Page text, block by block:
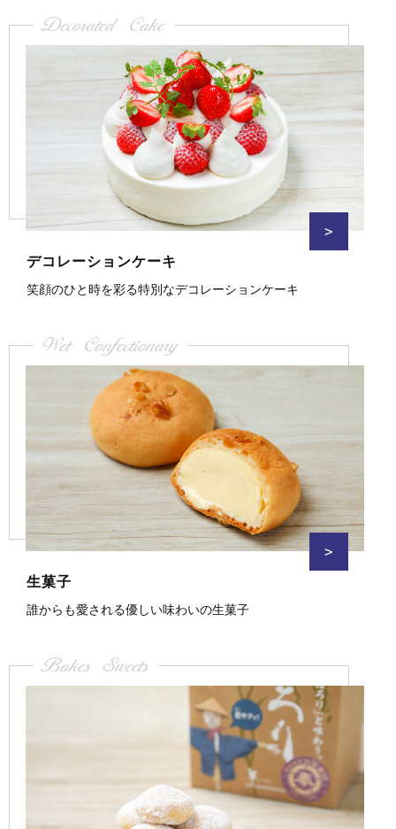
Decorated Cake
>
デコレーションケーキ
笑顔のひと時を彩る特別なデコレーションケーキ
Wet Confectionary
>
生菓子
誰からも愛される優しい味わいの生菓子
Bakes Sweets